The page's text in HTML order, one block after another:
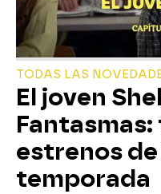
TODAS LAS
El joven
estrenos
temporada